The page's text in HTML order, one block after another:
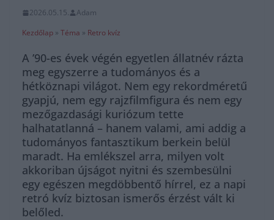
2026.05.15.
Adam
Kezdőlap » Téma » Retro kvíz
A ’90-es évek végén egyetlen állatnév rázta
meg egyszerre a tudományos és a
hétköznapi világot. Nem egy rekordméretű
gyapjú, nem egy rajzfilmfigura és nem egy
mezőgazdasági kuriózum tette
halhatatlanná – hanem valami, ami addig a
tudományos fantasztikum berkein belül
maradt. Ha emlékszel arra, milyen volt
akkoriban újságot nyitni és szembesülni
egy egészen megdöbbentő hírrel, ez a napi
retró kvíz biztosan ismerős érzést vált ki
belőled.